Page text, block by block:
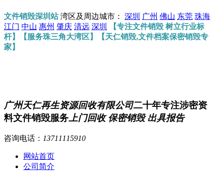
文件销毁深圳站湾区及周边城市： 深圳 广州 佛山 东莞 珠海
江门 中山 惠州 肇庆 清远 深圳
【专注文件销毁 树立行业标
杆】【服务珠三角大湾区】【天仁销毁,文件档案保密销毁专
家】
广州天仁再生资源回收有限公司二十年专注涉密资
料文件销毁服务 上门回收 保密销毁 出具报告
咨询电话： 13711115910
网站首页
公司简介